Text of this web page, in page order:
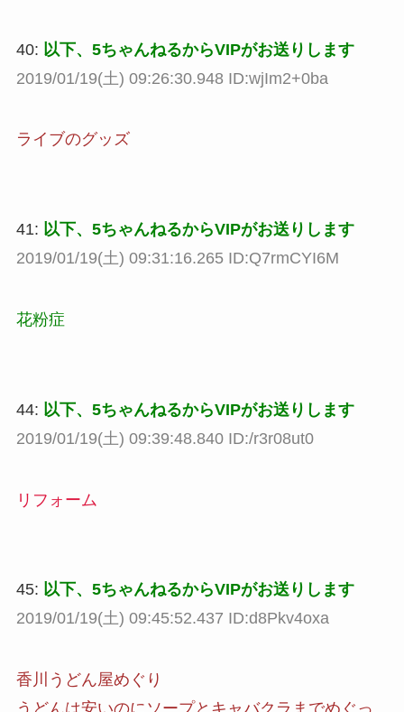
40: 以下、5ちゃんねるからVIPがお送りします
2019/01/19(土) 09:26:30.948 ID:wjIm2+0ba
ライブのグッズ
41: 以下、5ちゃんねるからVIPがお送りします
2019/01/19(土) 09:31:16.265 ID:Q7rmCYI6M
花粉症
44: 以下、5ちゃんねるからVIPがお送りします
2019/01/19(土) 09:39:48.840 ID:/r3r08ut0
リフォーム
45: 以下、5ちゃんねるからVIPがお送りします
2019/01/19(土) 09:45:52.437 ID:d8Pkv4oxa
香川うどん屋めぐり